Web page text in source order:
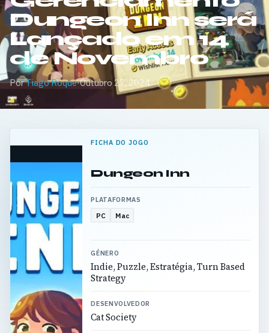
Dungeon Inn será
Lançado em 14
de Novembro
PorTiago Roque·Outubro 27, 2024
FICHA DO JOGO
Dungeon Inn
PLATAFORMAS
PC Mac
GÉNERO
Indie, Puzzle, Estratégia, Turn Based
Strategy
DESENVOLVEDOR
Cat Society